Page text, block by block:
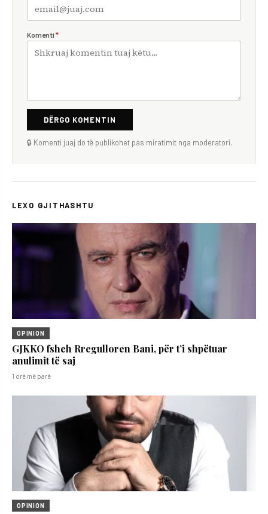
Komenti *
DËRGO KOMENTIN
🔒 Komenti juaj do të publikohet pas miratimit nga moderatori.
LEXO GJITHASHTU
OPINION
GJKKO fsheh Rregulloren Bani, për t’i shpëtuar
anulimit të saj
1 orë më parë
OPINION